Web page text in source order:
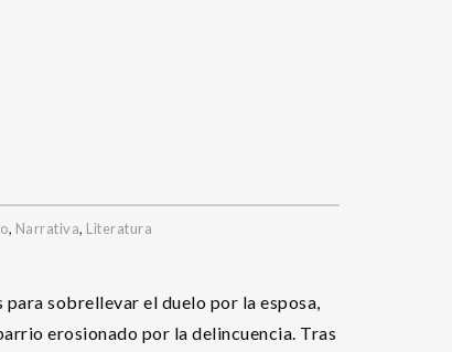
, Narrativa, Literatura
sobrellevar el duelo por la esposa,
erosionado por la delincuencia. Tras